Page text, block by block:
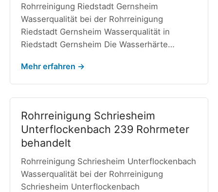
Rohrreinigung Riedstadt Gernsheim
Wasserqualität bei der Rohrreinigung
Riedstadt Gernsheim Wasserqualität in
Riedstadt Gernsheim Die Wasserhärte…
Mehr erfahren →
Rohrreinigung Schriesheim
Unterflockenbach 239 Rohrmeter
behandelt
Rohrreinigung Schriesheim Unterflockenbach
Wasserqualität bei der Rohrreinigung
Schriesheim Unterflockenbach